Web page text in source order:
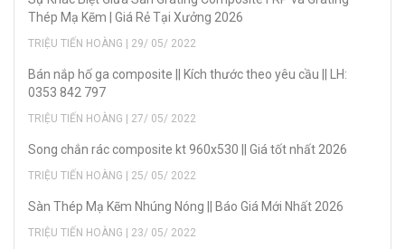
Thép Mạ Kẽm | Giá Rẻ Tại Xưởng 2026
TRIỆU TIẾN HOÀNG | 29/ 05/ 2022
Bán nắp hố ga composite || Kích thước theo yêu cầu || LH:
0353 842 797
TRIỆU TIẾN HOÀNG | 27/ 05/ 2022
Song chắn rác composite kt 960x530 || Giá tốt nhất 2026
TRIỆU TIẾN HOÀNG | 25/ 05/ 2022
Sàn Thép Mạ Kẽm Nhúng Nóng || Báo Giá Mới Nhất 2026
TRIỆU TIẾN HOÀNG | 23/ 05/ 2022